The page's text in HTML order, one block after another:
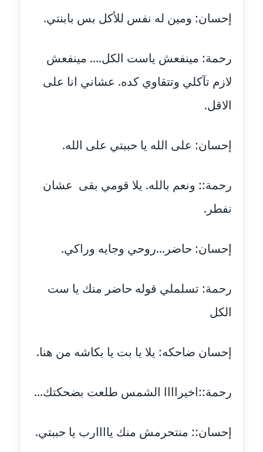
مدونة زينب ابو الفضل
عاملة
مدونة زينب حمدي
عاملة
مدونة سارة ابراهيم
عاملة
مدونة سارة القصبي
مدونة سارة سعيد
عاملة
عاملة
مدونة سامح طلعت
مدونة سامح فرج
إحسان: ومين له نفس للأكل بس بابنتي.
رحمة: مينفعش ياست الكل.... مينفعش
لازم تآكلي وتتقاوي كده. عشاني انا على
الاقل.
إحسان: على الله يا حببتي على الله.
رحمة:: ونعم بالله. يلا قومي بقى عشان
نفطر.
إحسان: حاضر...روحي وجايه وراكي.
رحمة: تسلملي قوله حاضر منك يا ست
الكل
إحسان ضاحكه: يلا يا بت يا بكاشه من هنا.
رحمة::اخيراااا الشمس طلعت بضحكتك...
إحسان:: منتحرمش منك ياااارب يا حببتي.